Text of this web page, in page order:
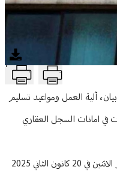
السجل العقاري للاسبوعT
آلية العمل ومواعيد تسليم
في امانات السجل العقاري
- أمانة السجل العقاري في بعبدا ستقوم نهار الاثنين في 20 كانون الثاني 2025